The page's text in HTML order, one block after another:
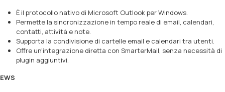
È il protocollo nativo di Microsoft Outlook per Windows.
Permette la sincronizzazione in tempo reale di email, calendari,
contatti, attività e note.
Supporta la condivisione di cartelle email e calendari tra utenti.
Offre un'integrazione diretta con SmarterMail, senza necessità di
plugin aggiuntivi.
EWS